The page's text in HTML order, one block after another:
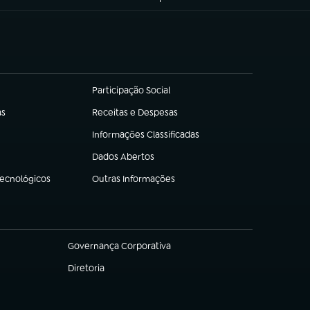
Participação Social
(abre em nova aba)
Receitas e Despesas
(abre em nova aba)
Informações Classificadas
(abre em nova aba)
Dados Abertos
(abre em nova aba)
Outras Informações
(abre em nova aba)
Governança Corporativa
(abre em nova aba)
Diretoria
(abre em nova aba)